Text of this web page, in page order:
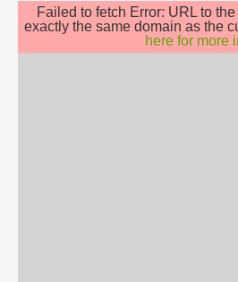
Failed to fetch Error: URL to
exactly the same domain as the
here for more